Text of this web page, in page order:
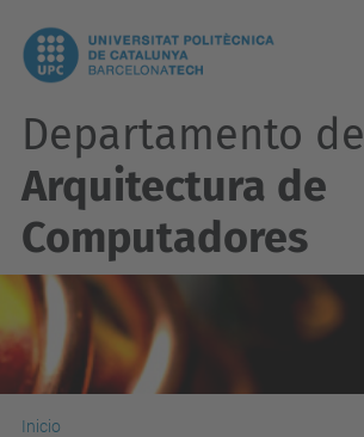
Departamento de
Arquitectura de
Computadores
Inicio